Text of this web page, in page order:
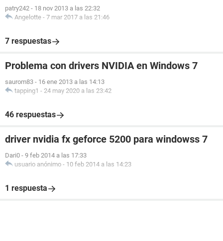
patry242 - 18 nov 2013 a las 22:32
Angelotte - 7 mar 2017 a las 21:46
7 respuestas
Problema con drivers NVIDIA en Windows 7
saurom83 - 16 ene 2013 a las 14:13
tapping1 - 24 may 2020 a las 23:42
46 respuestas
driver nvidia fx geforce 5200 para windowss 7
Dari0 - 9 feb 2014 a las 17:33
usuario anónimo - 10 feb 2014 a las 14:23
1 respuesta